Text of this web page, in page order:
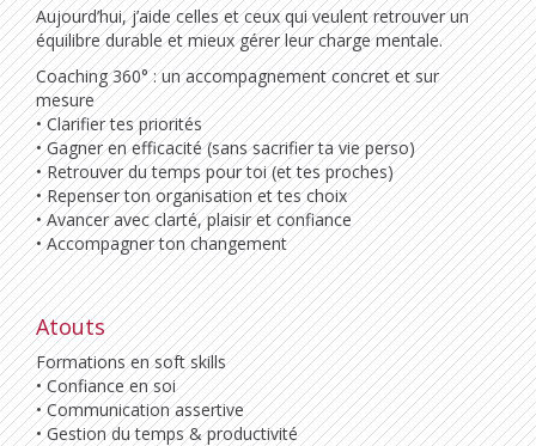
Aujourd’hui, j’aide celles et ceux qui veulent retrouver un
équilibre durable et mieux gérer leur charge mentale.
Coaching 360° : un accompagnement concret et sur
mesure
• Clarifier tes priorités
• Gagner en efficacité (sans sacrifier ta vie perso)
• Retrouver du temps pour toi (et tes proches)
• Repenser ton organisation et tes choix
• Avancer avec clarté, plaisir et confiance
• Accompagner ton changement
Atouts
Formations en soft skills
• Confiance en soi
• Communication assertive
• Gestion du temps & productivité